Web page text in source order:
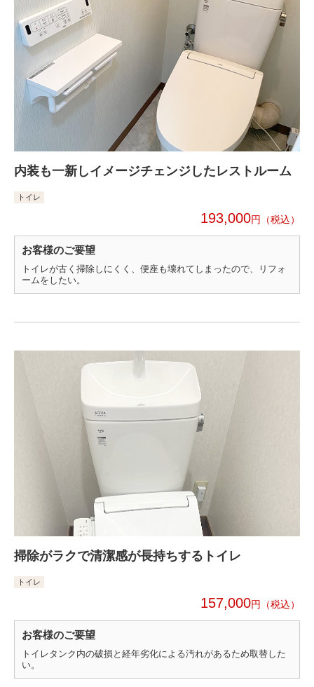
内装も一新しイメージチェンジしたレストルーム
トイレ
193,000円
お客様のご要望
トイレが古く掃除しにくく、便座も壊れてしまったので、リフォ
ームをしたい。
掃除がラクで清潔感が長持ちするトイレ
トイレ
157,000円
お客様のご要望
トイレタンク内の破損と経年劣化による汚れがあるため取替した
い。